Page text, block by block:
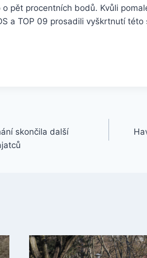
pět procentních bodů. Kvůli
a TOP 09 prosadili vyškrtnutí
skončila další